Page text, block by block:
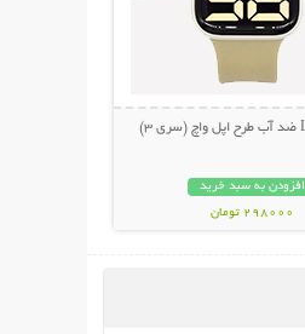
افزودن به سبد خرید
298000 تومان